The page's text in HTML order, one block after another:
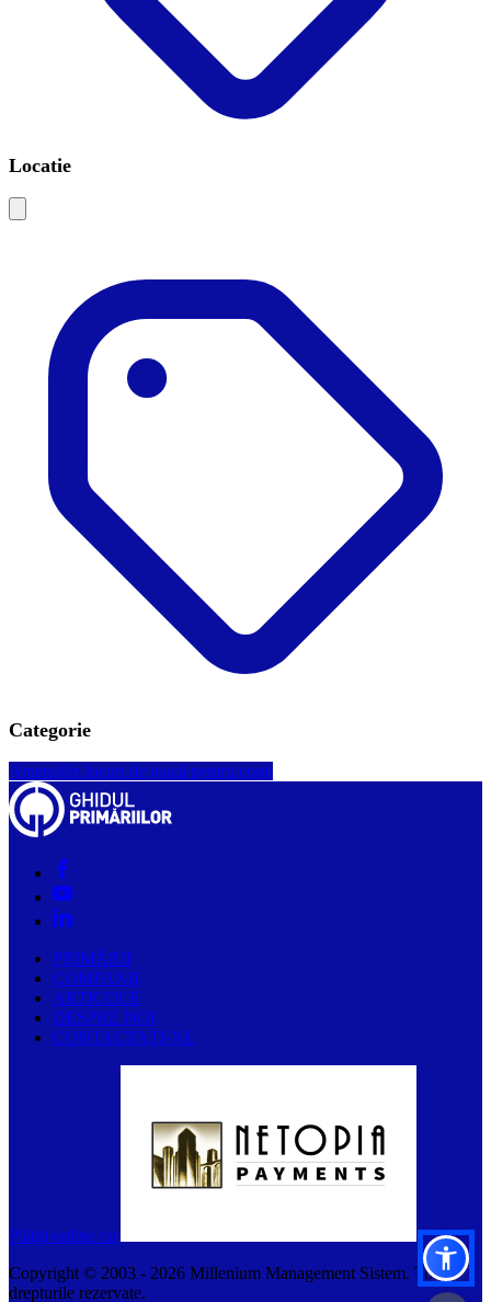
Locatie
Categorie
Amenajări locuri de joacă pentru copii
PRIMĂRII
COMPANII
ARTICOLE
DESPRE NOI
CONTACTAȚI-NE
Plătiți online cu
Copyright © 2003 - 2026 Millenium Management Sistem. Toate
drepturile rezervate.